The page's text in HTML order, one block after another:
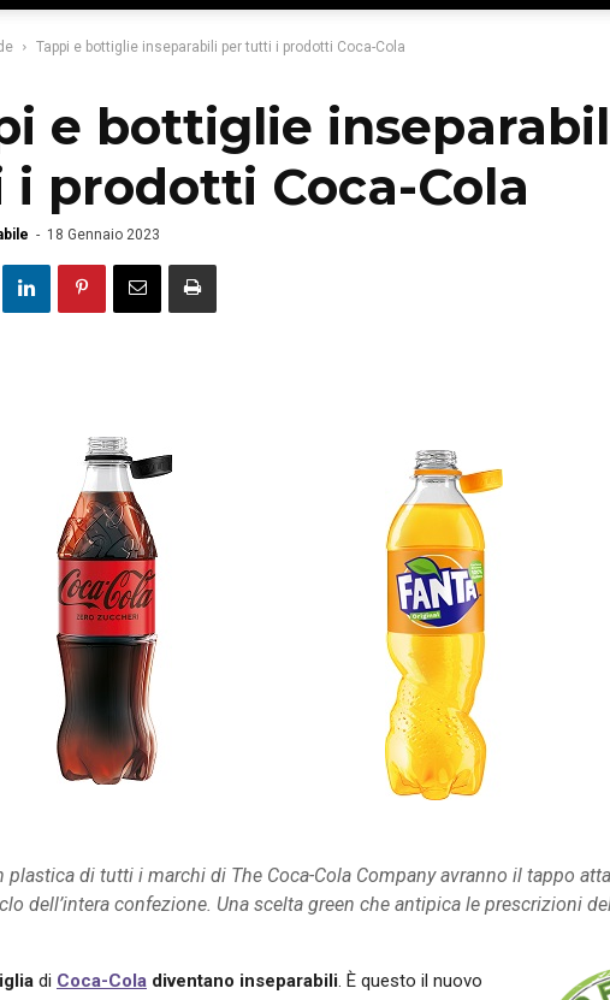
Tappi e bottiglie inseparabili per tutti i prodotti Coca-Cola
e bottiglie
prodotti Coca-Cola
- 18 Gennaio 2023
plastica di tutti i marchi di The Coca-Cola Company avranno il tappo
dell’intera confezione. Una scelta green che antipica le prescrizioni
di Coca-Cola diventano inseparabili. È questo il nuovo